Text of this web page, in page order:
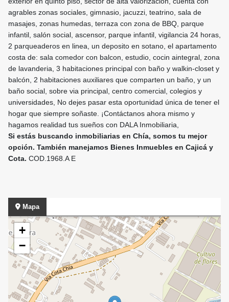
agrables zonas sociales, gimnasio, jacuzzi, teatrino, sala de
masajes, zonas humedas, terraza con zona de BBQ, parque
infantil, salón social, ascensor, parque infantil, vigilancia 24 horas,
2 parqueaderos en linea, un deposito en sotano, el apartamento
costa de: sala comedor con balcon, estudio, cocin aintegral, zona
de lavanderia, 3 habitaciones principal con baño y walkin-closet y
balcón, 2 habitaciones auxiliares que comparten un baño, y un
baño social, sobre via principal, centro comercial, colegios y
universidades, No dejes pasar esta oportunidad única de tener el
hogar que siempre soñaste. ¡Contáctanos ahora mismo y
hagamos realidad tus sueños con DALA Inmobiliaria,
Si estás buscando inmobiliarias en Chía, somos tu mejor
opción. También manejamos Bienes Inmuebles en Cajicá y
Cota. COD.1968.A E
Mapa
+
−